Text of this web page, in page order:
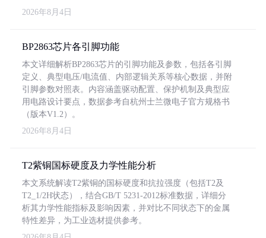
2026年8月4日
BP2863芯片各引脚功能
本文详细解析BP2863芯片的引脚功能及参数，包括各引脚
定义、典型电压/电流值、内部逻辑关系等核心数据，并附
引脚参数对照表。内容涵盖驱动配置、保护机制及典型应
用电路设计要点，数据参考自杭州士兰微电子官方规格书
（版本V1.2）。
2026年8月4日
T2紫铜国标硬度及力学性能分析
本文系统解读T2紫铜的国标硬度和抗拉强度（包括T2及
T2_1/2H状态），结合GB/T 5231-2012标准数据，详细分
析其力学性能指标及影响因素，并对比不同状态下的金属
特性差异，为工业选材提供参考。